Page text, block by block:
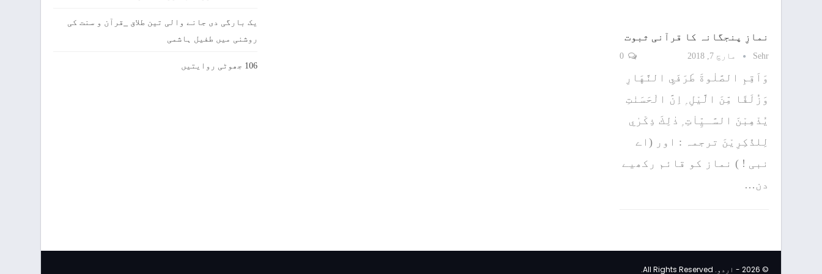
نمازِ پنجگانہ کا قرآنی ثبوت
Sehr مارچ 7, 2018
وَاَقِمِ الصَّلٰوةَ طَرَفَيِ النَّهَارِ
وَزُلَفًا مِّنَ الَّيْلِ ۭ اِنَّ الْحَسَنٰتِ
يُذْهِبْنَ السَّـيِّاٰتِ ۭ ذٰلِكَ ذِكْرٰي
لِلذّٰكِرِيْنَ ترجمہ : اور (اے
نبی ! ) نماز کو قائم رکھیے
دن…
یک بارگی دی جانے والی تین طلاق _قرآن و سنت کی
روشنی میں طفیل ہاشمی
106 جھوٹی روایتیں
© 2026 - اردو. All Rights Reserved.